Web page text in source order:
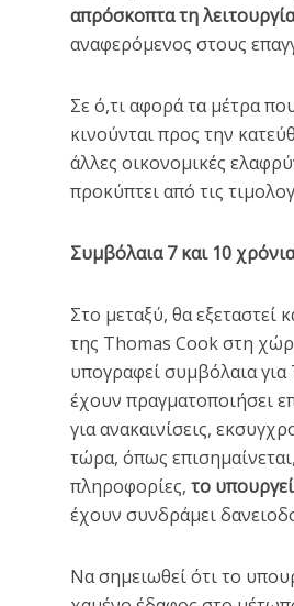
απρόσκοπτα τη
αναφερόμενος στους
Σε ό,τι αφορά τα μέτρα
κινούνται προς την
άλλες οικονομικές
προκύπτει από τις
Συμβόλαια 7 και 10
Στο μεταξύ, θα εξεταστεί
της Thomas Cook στη
υπογραφεί συμβόλαια για
έχουν πραγματοποιήσει
για ανακαινίσεις,
τώρα, όπως
πληροφορίες, το
έχουν συνδράμει
Να σημειωθεί ότι το